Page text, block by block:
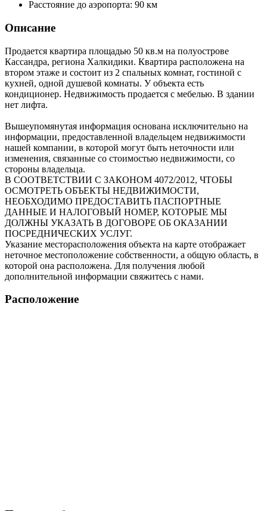
Расстояние до аэропорта: 90 км
Описание
Продается квартира площадью 50 кв.м на полуострове
Кассандра, региона Халкидики. Квартира расположена на
втором этаже и состоит из 2 спальных комнат, гостиной с
кухней, одной душевой комнаты. У объекта есть
кондиционер. Недвижимость продается с мебелью. В здании
нет лифта.
Вышеупомянутая информация основана исключительно на
информации, предоставленной владельцем недвижимости
нашей компании, в которой могут быть неточности или
изменения, связанные со стоимостью недвижимости, со
стороны владельца.
В СООТВЕТСТВИИ С ЗАКОНОМ 4072/2012, ЧТОБЫ
ОСМОТРЕТЬ ОБЪЕКТЫ НЕДВИЖИМОСТИ,
НЕОБХОДИМО ПРЕДОСТАВИТЬ ПАСПОРТНЫЕ
ДАННЫЕ И НАЛОГОВЫЙ НОМЕР, КОТОРЫЕ МЫ
ДОЛЖНЫ УКАЗАТЬ В ДОГОВОРЕ ОБ ОКАЗАНИИ
ПОСРЕДНИЧЕСКИХ УСЛУГ.
Указание месторасположения объекта на карте отображает
неточное местоположение собственности, а общую область, в
которой она расположена. Для получения любой
дополнительной информации свяжитесь с нами.
Расположение